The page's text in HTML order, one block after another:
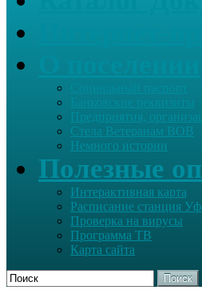
Банковские реквизиты
Предприятия,
Стела Ветеранам ВОВ
Немного истории
Полезные
Интерактивная карта
Расписание станция
Проверка на вирусы
Программа ТВ
Карта сайта
Поиск